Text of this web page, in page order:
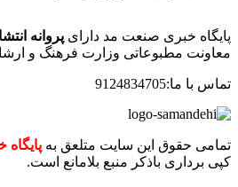
پایگاه خبری صنعت مد دارای پروانه
معاونت مطبوعاتی وزارت فرهنگ و
تماس با ما:9124834705
تمامی حقوق این سایت متلعق به
کپی برداری باذکر منبع بلامانع است.